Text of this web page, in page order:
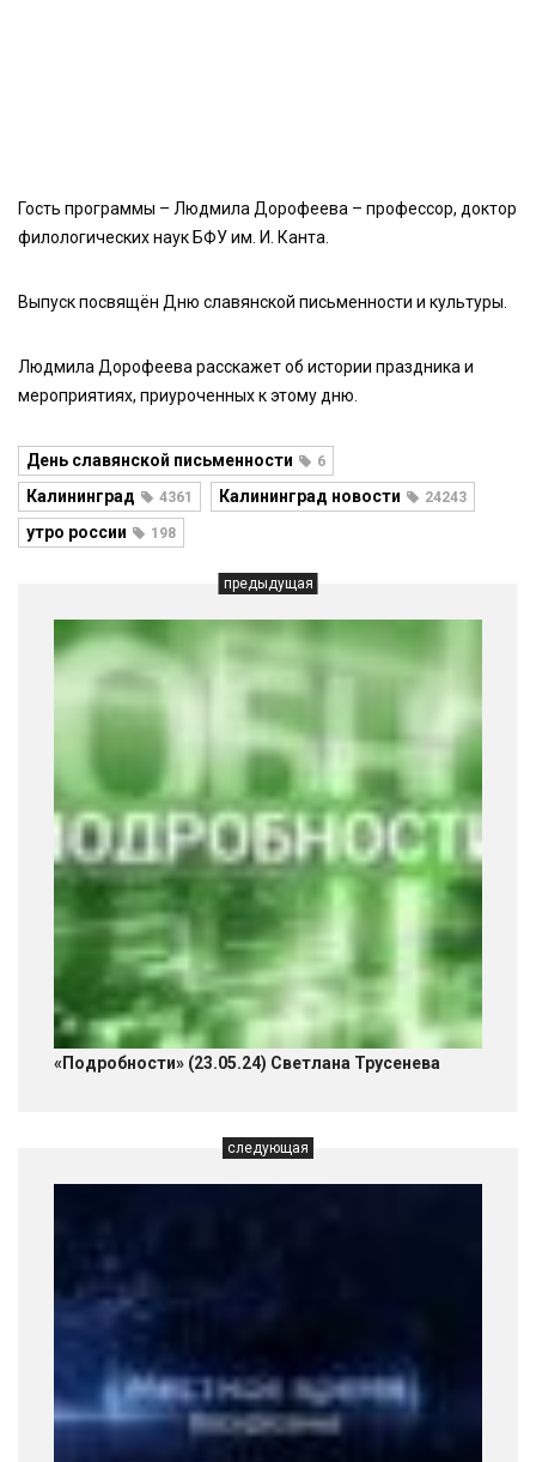
Гость программы – Людмила Дорофеева – профессор, доктор
филологических наук БФУ им. И. Канта.
Выпуск посвящён Дню славянской письменности и культуры.
Людмила Дорофеева расскажет об истории праздника и
мероприятиях, приуроченных к этому дню.
День славянской письменности 6
Калининград 4361 Калининград новости 24243
утро россии 198
предыдущая
«Подробности» (23.05.24) Светлана Трусенева
следующая